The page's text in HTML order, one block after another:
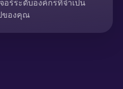
ร์ระดับองค์กรที่จำเป็น
ของคุณ